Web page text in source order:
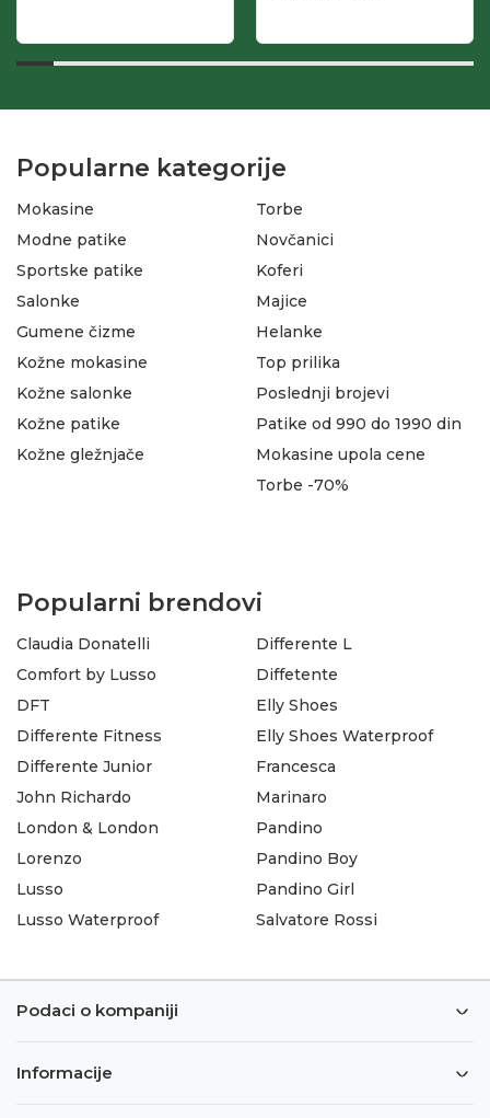
Popularne kategorije
Mokasine
Modne patike
Sportske patike
Salonke
Gumene čizme
Torbe
Novčanici
Koferi
Majice
Helanke
Kožne mokasine
Kožne salonke
Kožne patike
Kožne gležnjače
Top prilika
Poslednji brojevi
Patike od 990 do 1990 din
Mokasine upola cene
Torbe -70%
Popularni brendovi
Claudia Donatelli
Comfort by Lusso
DFT
Differente Fitness
Differente Junior
Differente L
Diffetente
Elly Shoes
Elly Shoes Waterproof
Francesca
John Richardo
London & London
Lorenzo
Lusso
Lusso Waterproof
Marinaro
Pandino
Pandino Boy
Pandino Girl
Salvatore Rossi
Podaci o kompaniji
Informacije